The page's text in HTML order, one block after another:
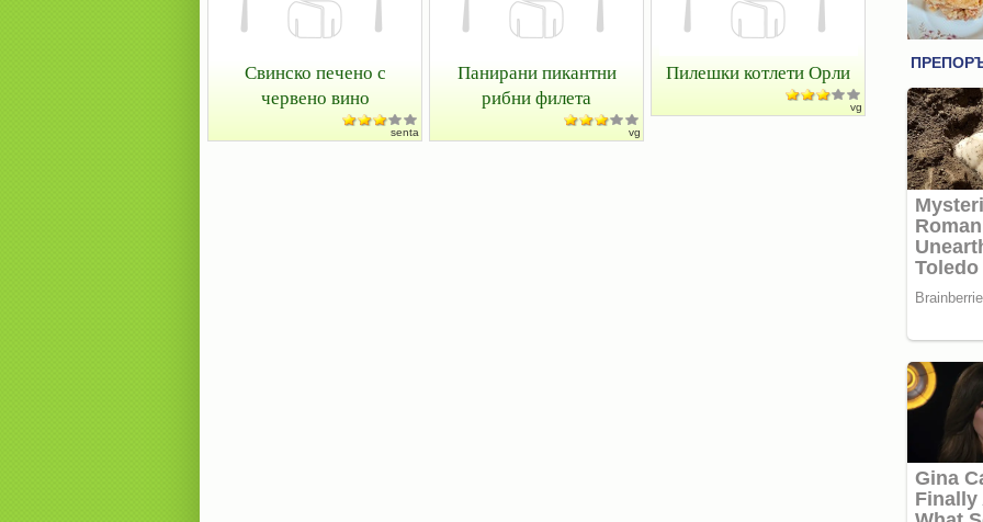
Свинско печено с
червено вино
senta
Панирани пикантни
рибни филета
vg
Пилешки котлети Орли
vg